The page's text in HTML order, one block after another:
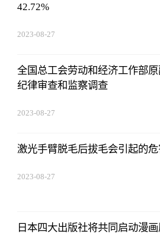
42.72%
2023-08-27
全国总工会劳动和经济工作部
纪律审查和监察调查
2023-08-27
激光手臂脱毛后拔毛会引起的
2023-08-27
日本四大出版社将共同启动漫